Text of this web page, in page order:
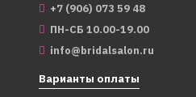
+7 (906) 073 59 48
ПН-СБ 10.00-19.00
info@bridalsalon.ru
Варианты оплаты